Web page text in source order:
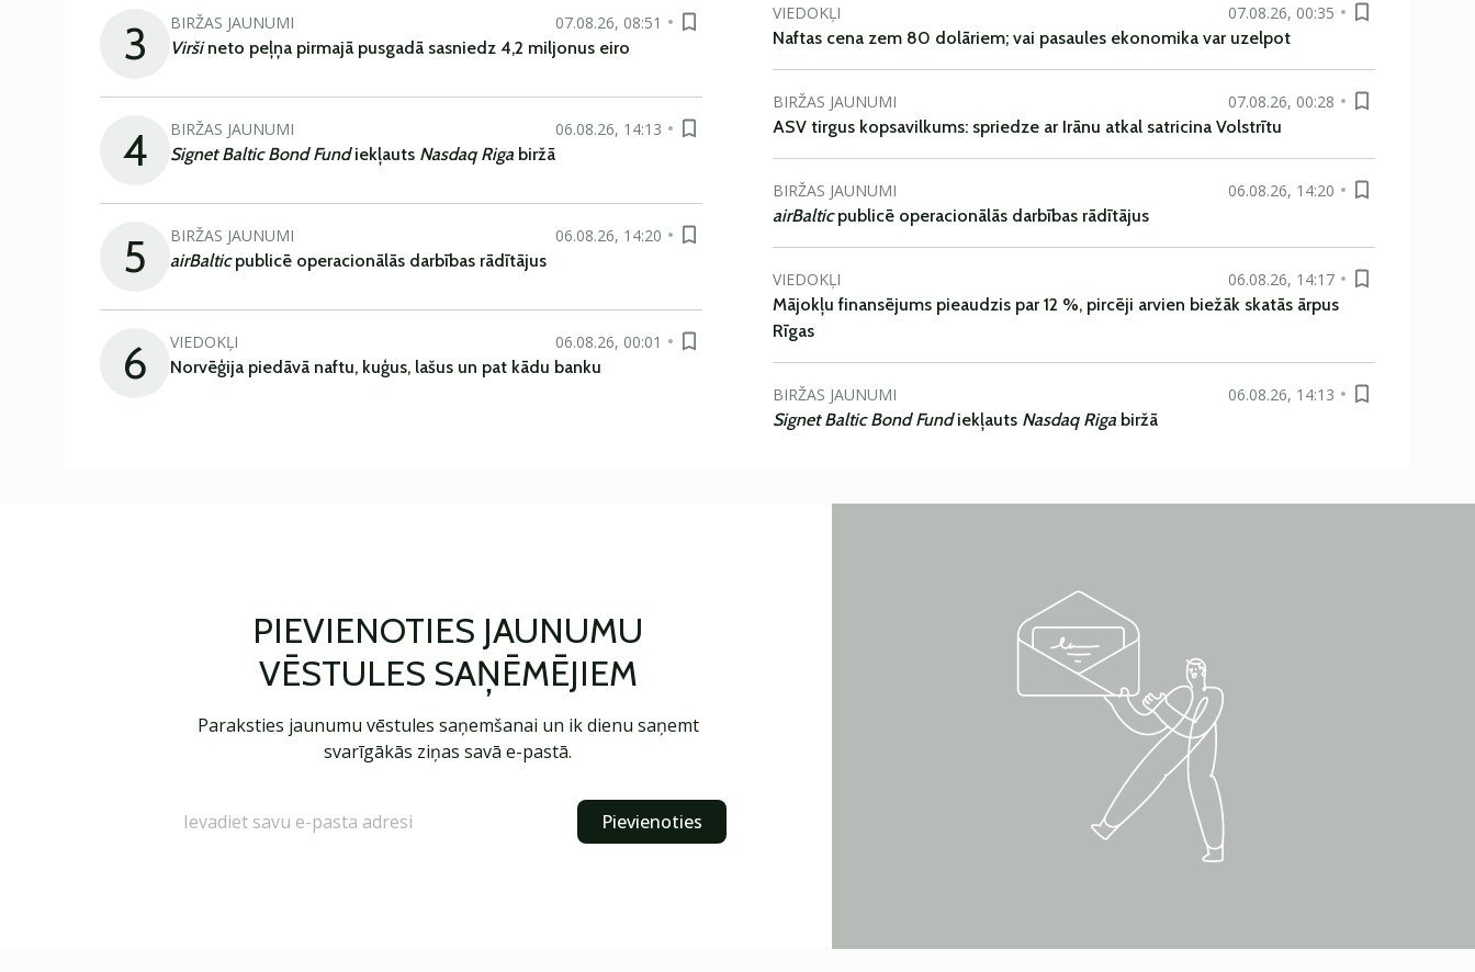
3 BIRŽAS JAUNUMI
07.08.26, 08:51
Viršineto peļņa pirmajā pusgadā sasniedz 4,2 miljonus eiro
4 BIRŽAS JAUNUMI
06.08.26, 14:13
Signet Baltic Bond Fundiekļauts Nasdaq Riga biržā
5 BIRŽAS JAUNUMI
06.08.26, 14:20
airBalticpublicē operacionālās darbības rādītājus
6 VIEDOKĻI
06.08.26, 00:01
Norvēģija piedāvā naftu, kuģus, lašus un pat kādu banku
VIEDOKĻI
07.08.26, 00:35
Naftas cena zem 80 dolāriem; vai pasaules ekonomika var uzelpot
BIRŽAS JAUNUMI
07.08.26, 00:28
ASV tirgus kopsavilkums: spriedze ar Irānu atkal satricina Volstrītu
BIRŽAS JAUNUMI
06.08.26, 14:20
airBalticpublicē operacionālās darbības rādītājus
VIEDOKĻI
06.08.26, 14:17
Mājokļu finansējums pieaudzis par 12 %, pircēji arvien biežāk skatās ārpus
Rīgas
BIRŽAS JAUNUMI
06.08.26, 14:13
Signet Baltic Bond Fundiekļauts Nasdaq Riga biržā
PIEVIENOTIES JAUNUMU
VĒSTULES SAŅĒMĒJIEM
Paraksties jaunumu vēstules saņemšanai un ik dienu saņemt
svarīgākās ziņas savā e-pastā.
Pievienoties